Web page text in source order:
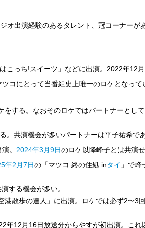
オ出演経験のあるタレント、冠コーナーが
こっち!スイーツ」などに出演。2022年12
コにとって当番組史上唯一のロケとなって
をする。なおそのロケではパートナーとし
共演機会が多いパートナーは平子祐希であ
。 2024年3月9日のロケ以降峰子とは共演せ
年2月7日の「マツコ 終の住処 inタイ 」で峰
する機会が多い。
港散歩の達人」に出演。ロケでは必ず2〜3
年12月16日放送分からやすが初出演。これ